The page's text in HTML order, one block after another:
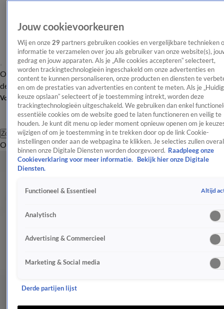
OverzichtAfleveringen Entertainment TV Algemeen
Tip
de redactieNieuwsbrief
Volg Shownieuws
Zoeken
OverzichtEntertainmentSpraakmakendRealityCrimeVideo's
Koninklijk Huis
Het laatste nieuws en de meest spraakmakende verhalen over
Koninklijk Huis
9 juni 2018, 12:39
8 juni 2018, 13:31
8 juni 2018, 07:57
7 juni 2018, 14:03
Jouw cookievoorkeuren
Wij en onze 29 partners gebruiken cookies en vergelijkbare technieken
informatie te verzamelen over jou als gebruiker van onze website(s),
gedrag en jouw apparaten. Als je „Alle cookies accepteren” selecteert,
worden trackingtechnologieën ingeschakeld om onze advertenties en
content te kunnen personaliseren, onze producten en diensten te
en om de prestaties van advertenties en content te meten. Als je
keuze opslaan” selecteert of je toestemming intrekt, worden deze
trackingtechnologieën uitgeschakeld. We gebruiken dan enkel
essentiële cookies om de website goed te laten functioneren en veilig te
houden. Je kunt dit menu op ieder moment opnieuw openen om je
wijzigen of om je toestemming in te trekken door op de link Cookie-
instellingen onder aan de webpagina te klikken. Je selecties zullen overal
binnen onze Digitale Diensten worden doorgevoerd. Raadpleeg onze
Cookieverklaring voor meer informatie.
Bekijk hier onze Digitale
Diensten.
Functioneel & Essentieel Altijd
Analytisch
Advertising & Commercieel
Marketing & Social media
Derde partijen lijst